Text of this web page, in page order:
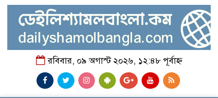
রবিবার, ০৯ অগাস্ট ২০২৬, ১২:৪৮ পূর্বাহ্ন